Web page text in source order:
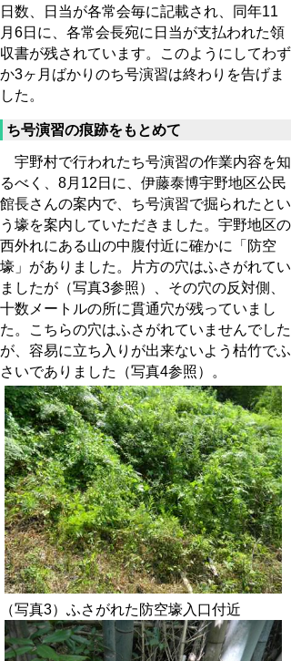
日数、日当が各常会毎に記載され、同年11
月6日に、各常会長宛に日当が支払われた領
収書が残されています。このようにしてわず
か3ヶ月ばかりのち号演習は終わりを告げま
した。
ち号演習の痕跡をもとめて
宇野村で行われたち号演習の作業内容を知
るべく、8月12日に、伊藤泰博宇野地区公民
館長さんの案内で、ち号演習で掘られたとい
う壕を案内していただきました。宇野地区の
西外れにある山の中腹付近に確かに「防空
壕」がありました。片方の穴はふさがれてい
ましたが（写真3参照）、その穴の反対側、
十数メートルの所に貫通穴が残っていまし
た。こちらの穴はふさがれていませんでした
が、容易に立ち入りが出来ないよう枯竹でふ
さいでありました（写真4参照）。
（写真3）ふさがれた防空壕入口付近